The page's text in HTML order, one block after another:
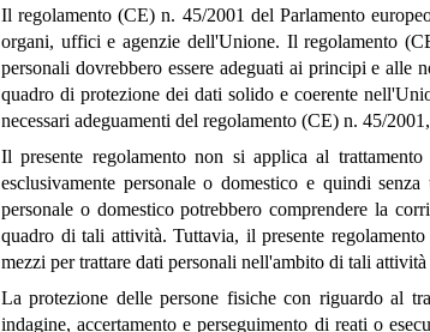
Il regolamento (CE) n. 45/2001 del Parlamento
organi, uffici e agenzie dell'Unione. Il regolamento
personali dovrebbero essere adeguati ai principi e alle
quadro di protezione dei dati solido e coerente
necessari adeguamenti del regolamento (CE) n. 45/
Il presente regolamento non si applica al
esclusivamente personale o domestico e quindi
personale o domestico potrebbero comprendere la
quadro di tali attività. Tuttavia, il presente
mezzi per trattare dati personali nell'ambito di tali attività
La protezione delle persone fisiche con riguardo al
indagine, accertamento e perseguimento di reati o